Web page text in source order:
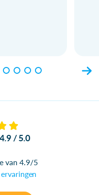
/ 5.0
van 4.9/5